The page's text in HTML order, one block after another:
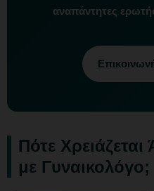
αναπάντητες
Πότε
με Γυναικολόγο;